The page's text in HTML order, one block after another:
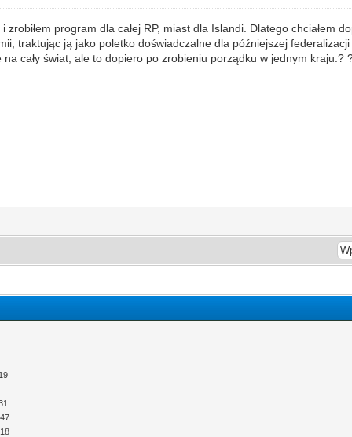
i zrobiłem program dla całej RP, miast dla Islandi. Dlatego chciałem
traktując ją jako poletko doświadczalne dla późniejszej
na cały świat, ale to dopiero po zrobieniu porządku w jednym kraju.?